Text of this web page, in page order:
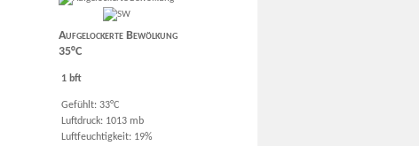
Aufgelockerte Bewölkung
35°C
1 bft
Gefühlt: 33°C
Luftdruck: 1013 mb
Luftfeuchtigkeit: 19%